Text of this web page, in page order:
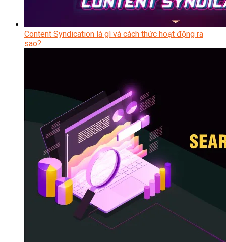
Content Syndication là gì và cách thức hoạt động ra
sao?